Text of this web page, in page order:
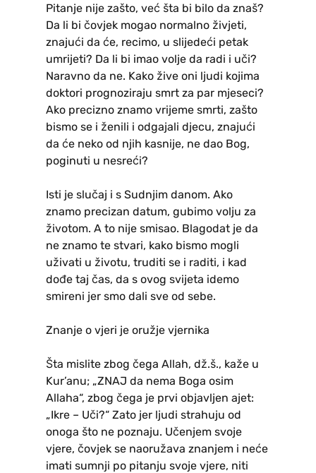
Pitanje nije zašto, već šta bi bilo da znaš?
Da li bi čovjek mogao normalno živjeti,
znajući da će, recimo, u slijedeći petak
umrijeti? Da li bi imao volje da radi i uči?
Naravno da ne. Kako žive oni ljudi kojima
doktori prognoziraju smrt za par mjeseci?
Ako precizno znamo vrijeme smrti, zašto
bismo se i ženili i odgajali djecu, znajući
da će neko od njih kasnije, ne dao Bog,
poginuti u nesreći?
Isti je slučaj i s Sudnjim danom. Ako
znamo precizan datum, gubimo volju za
životom. A to nije smisao. Blagodat je da
ne znamo te stvari, kako bismo mogli
uživati u životu, truditi se i raditi, i kad
dođe taj čas, da s ovog svijeta idemo
smireni jer smo dali sve od sebe.
Znanje o vjeri je oružje vjernika
Šta mislite zbog čega Allah, dž.š., kaže u
Kur’anu; „ZNAJ da nema Boga osim
Allaha“, zbog čega je prvi objavljen ajet:
„Ikre – Uči?“ Zato jer ljudi strahuju od
onoga što ne poznaju. Učenjem svoje
vjere, čovjek se naoružava znanjem i neće
imati sumnji po pitanju svoje vjere, niti